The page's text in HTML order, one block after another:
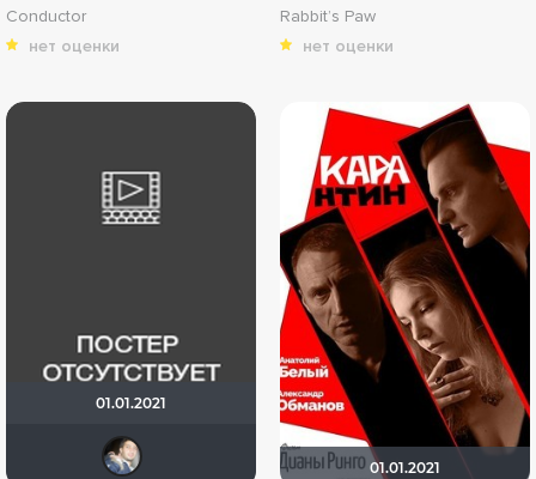
Conductor
нет оценки
Rabbit’s Paw
нет оценки
01.01.2021
draude
01.01.2021